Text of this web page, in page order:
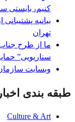
کنیم، بایستی
بیانیه
تھران
ما از طرح
سناریویی”
وبسایت
طبقه بندی اخبار
Culture & Art